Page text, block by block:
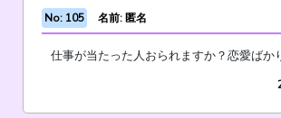
No: 105 名前: 匿名
仕事が当たった人おられますか？恋愛ばか